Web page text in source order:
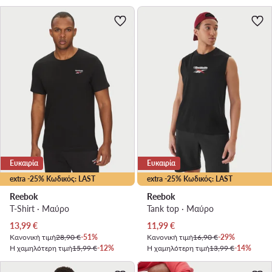
extra -25% Κωδικός: LAST
Ευκαιρία
Reebok
T-Shirt · Μαύρο
Τρέχουσα τιμή
13,99€
Κανονική τιμή28,90 €-51%
Η χαμηλότερη τιμή15,99 €-12%
extra -25% Κωδικός: LAST
Ευκαιρία
Reebok
Tank top · Μαύρο
Τρέχουσα τιμή
11,99€
Κανονική τιμή16,90 €-29%
Η χαμηλότερη τιμή13,99 €-14%